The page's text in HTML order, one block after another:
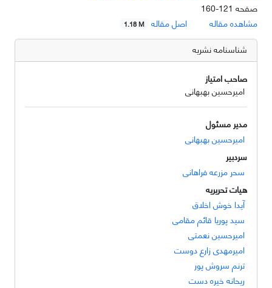
صفحه 121-160
مشاهده مقاله
اصل مقاله 1.18 M
شناسنامه نشریه
صاحب امتیاز
امیرحسین بهبهانی
مدیر مسئول
امیرحسین بهبهانی
سردبیر
سحر مزرعه فراهانی
هیات تحریریه
آیدا خوش اخلاق
سید پوریا قائم مقامی
امیرحسین نعمتی
امیرمهدی زارع دوست
ترنم سروش پور
ریحانه خیره دست